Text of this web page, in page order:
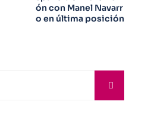
ón con Manel Navarr
o en última posición